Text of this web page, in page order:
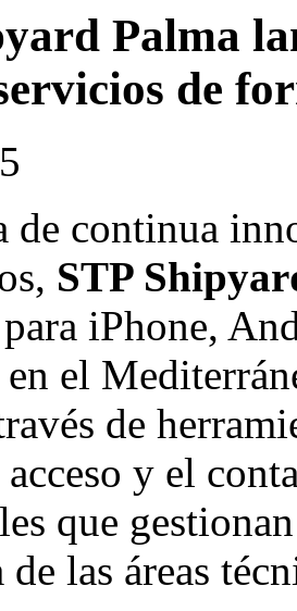
Palma
de
de continua
STP
iPhone,
el
de
y el
que
de las áreas